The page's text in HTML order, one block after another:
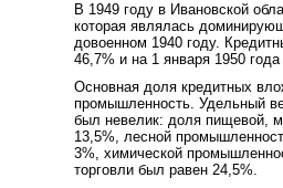
В 1949 году в Ивановской
которая являлась
довоенном 1940 году.
46,7% и на 1 января 1950
Основная доля кредитных
промышленность. Удельный
был невелик: доля пищевой,
13,5%, лесной
3%, химической
торговли был равен 24,5%.